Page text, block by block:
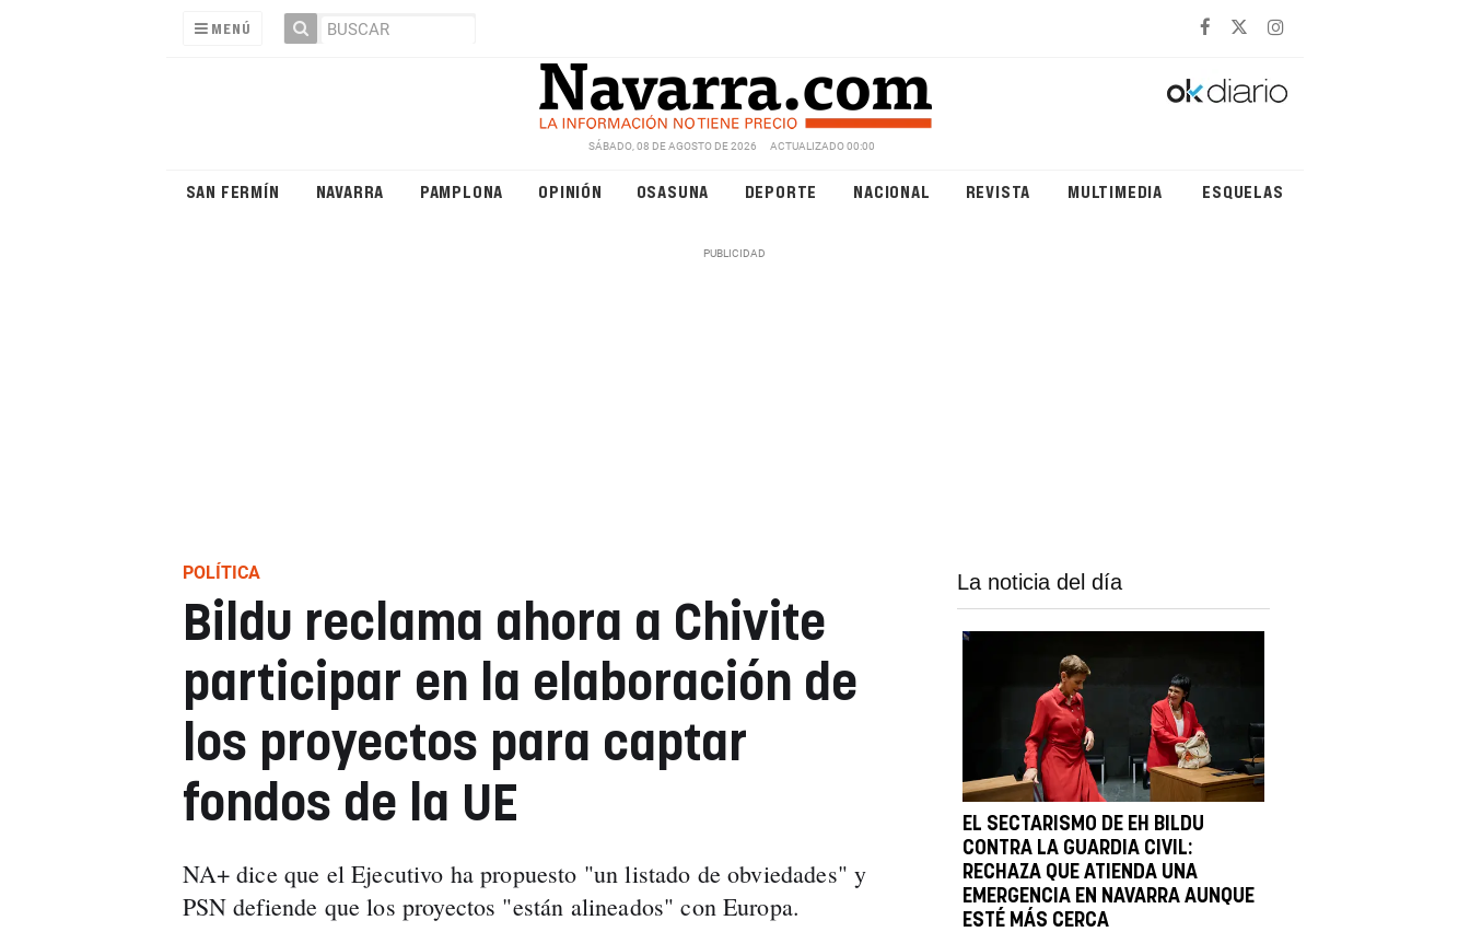
MENÚ
SÁBADO, 08 DE AGOSTO DE 2026 ACTUALIZADO 00:00
SAN FERMÍN NAVARRA PAMPLONA OPINIÓN OSASUNA DEPORTE NACIONAL REVISTA MULTIMEDIA ESQUELAS
POLÍTICA
Bildu reclama ahora a Chivite
participar en la elaboración de
los proyectos para captar
fondos de la UE
NA+ dice que el Ejecutivo ha propuesto "un listado de obviedades" y
PSN defiende que los proyectos "están alineados" con Europa.
La noticia del día
EL SECTARISMO DE EH BILDU
CONTRA LA GUARDIA CIVIL:
RECHAZA QUE ATIENDA UNA
EMERGENCIA EN NAVARRA AUNQUE
ESTÉ MÁS CERCA